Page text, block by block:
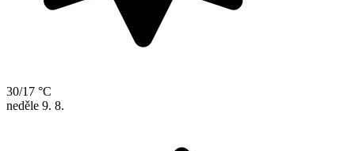
30/17 °C
neděle 9. 8.